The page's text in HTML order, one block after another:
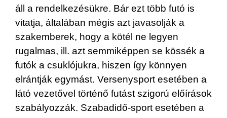
áll a rendelkezésükre. Bár ezt több futó is
vitatja, általában mégis azt javasolják a
szakemberek, hogy a kötél ne legyen
rugalmas, ill. azt semmiképpen se kössék a
futók a csuklójukra, hiszen így könnyen
elrántják egymást. Versenysport esetében a
látó vezetővel történő futást szigorú előírások
szabályozzák. Szabadidő-sport esetében a